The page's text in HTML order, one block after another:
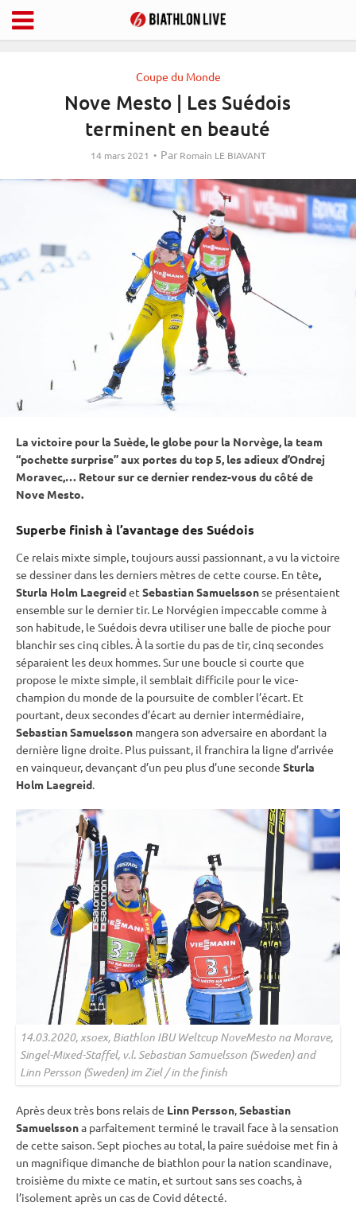
Coupe du Monde
Nove Mesto | Les Suédois
terminent en beauté
14 mars 2021 Par Romain LE BIAVANT
La victoire pour la Suède, le globe pour la Norvège, la team
“pochette surprise” aux portes du top 5, les adieux d’Ondrej
Moravec,… Retour sur ce dernier rendez-vous du côté de
Nove Mesto.
Superbe finish à l’avantage des Suédois
Ce relais mixte simple, toujours aussi passionnant, a vu la victoire
se dessiner dans les derniers mètres de cette course. En tête,
Sturla Holm Laegreidet Sebastian Samuelssonse présentaient
ensemble sur le dernier tir. Le Norvégien impeccable comme à
son habitude, le Suédois devra utiliser une balle de pioche pour
blanchir ses cinq cibles. À la sortie du pas de tir, cinq secondes
séparaient les deux hommes. Sur une boucle si courte que
propose le mixte simple, il semblait difficile pour le vice-
champion du monde de la poursuite de combler l’écart. Et
pourtant, deux secondes d’écart au dernier intermédiaire,
Sebastian Samuelsson mangera son adversaire en abordant la
dernière ligne droite. Plus puissant, il franchira la ligne d’arrivée
en vainqueur, devançant d’un peu plus d’une seconde Sturla
Holm Laegreid.
14.03.2020, xsoex, Biathlon IBUWeltcup NoveMesto na Morave,
Singel-Mixed-Staffel, v.l. Sebastian Samuelsson (Sweden) and
Linn Persson (Sweden) im Ziel / in the finish
Après deux très bons relaisde Linn Persson,Sebastian
Samuelssona parfaitement terminé le travail face à la sensation
de cette saison. Sept pioches au total, la paire suédoise met fin à
un magnifique dimanche de biathlon pour la nation scandinave,
troisième du mixte ce matin, et surtout sans ses coachs, à
l’isolement après un cas de Covid détecté.